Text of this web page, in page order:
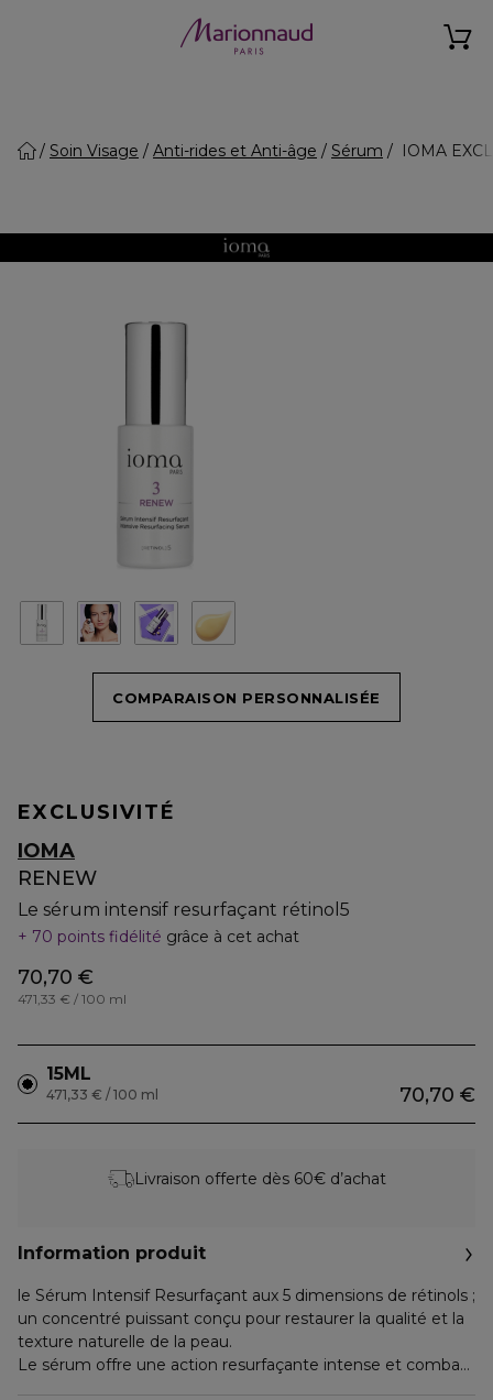
Soin Visage Anti-rides et Anti-âge Sérum IOMA
COMPARAISON PERSONNALISÉE
EXCLUSIVITÉ
IOMA
RENEW
Le sérum intensif resurfaçant rétinol5
70 points fidélité grâce à cet achat
70,70 €
471,33 € / 100 ml
15ML
70,70 €
471,33 € / 100 ml
Livraison offerte dès 60€ d’achat
Information produit
le Sérum Intensif Resurfaçant aux 5 dimensions de rétinols ;
un concentré puissant conçu pour restaurer la qualité et la
texture naturelle de la peau.
Le sérum offre une action resurfaçante intense et combat